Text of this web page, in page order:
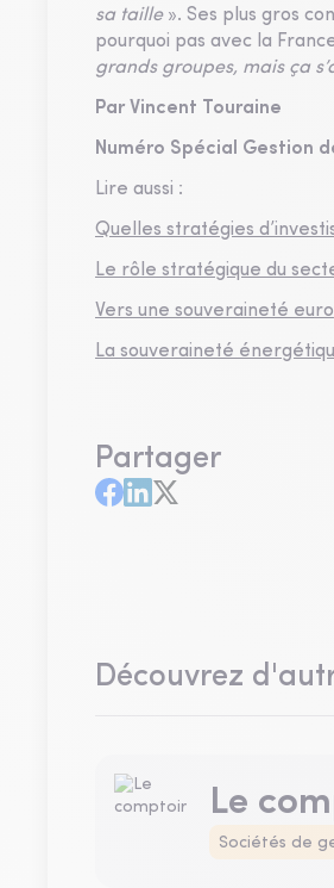
sa taille». Ses plus gros
pourquoi pas avec la
grands groupes, mais ça
Par Vincent Touraine
Numéro Spécial Gestion
Lire aussi :
Quelles stratégies
Le rôle stratégique du
Vers une souveraineté
La souveraineté
Partager
Découvrez
Le
Sociétés de